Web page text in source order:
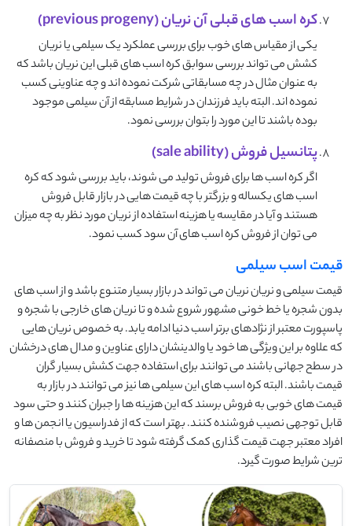
کره اسب های قبلی آن نریان (previous progeny)
یکی از مقیاس های خوب برای بررسی عملکرد یک سیلمی یا نریان
کشش می تواند بررسی سوابق کره اسب های قبلی این نریان باشد که
به عنوان مثال در چه مسابقاتی شرکت نموده اند و چه عناوینی کسب
نموده اند. البته باید فرزندان در شرایط مسابقه از آن سیلمی موجود
بوده باشند تا این مورد را بتوان بررسی نمود.
پتانسیل فروش (sale ability)
اگر کره اسب ها برای فروش تولید می شوند، باید بررسی شود که کره
اسب های یکساله و بزرگتر با چه قیمت هایی در بازار قابل فروش
هستند و آیا در مقایسه یا هزینه استفاده از نریان مورد نظر به چه میزان
می توان از فروش کره اسب های آن سود کسب نمود.
قیمت اسب سیلمی
قیمت سیلمی و نریان نریان می تواند در بازار بسیار متنوع باشد و از اسب های
بدون شجره یا خط خونی مشهور شروع شده و تا نریان های خارجی با شجره و
پاسپورت معتبر از نژادهای برتر اسب دنیا ادامه یابد. به خصوص نریان هایی
که علاوه بر این ویژگی ها خود یا والدینشان دارای عناوین و مدال های درخشان
در سطح جهانی باشند می توانند برای استفاده جهت کشش بسیار گران
قیمت باشند. البته کره اسب های این سیلمی ها نیز می توانند در بازار به
قیمت های خوبی به فروش برسند که این هزینه ها را جبران کنند و حتی سود
قابل توجهی نصیب فروشنده کنند. بهتر است که از فدراسیون یا انجمن ها و
افراد معتبر جهت قیمت گذاری کمک گرفته شود تا خرید و فروش با منصفانه
ترین شرایط صورت گیرد.